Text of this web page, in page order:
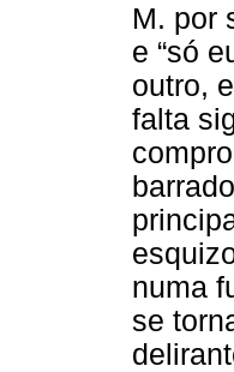
M. por
e “só
outro,
falta
numa
se